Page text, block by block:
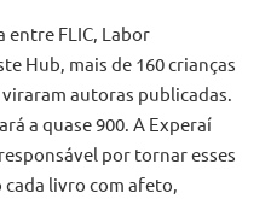
entre FLIC, Labor
Hub, mais de 160 crianças
autoras publicadas.
a quase 900. A Experaí
por tornar esses
livro com afeto,